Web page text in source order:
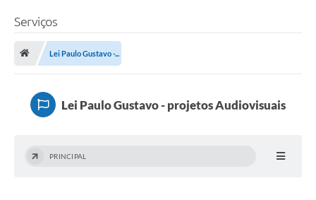
Serviços
Lei Paulo Gustavo -...
Lei Paulo Gustavo - projetos Audiovisuais
PRINCIPAL